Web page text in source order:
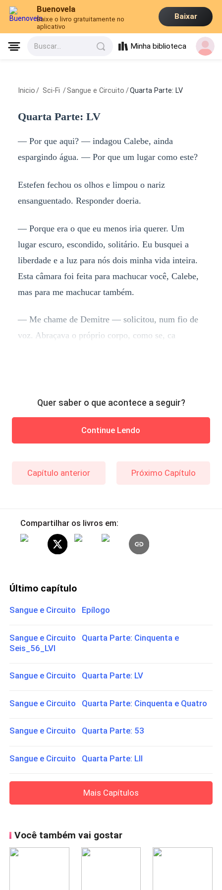
Buenovela
Baixe o livro gratuitamente no
aplicativo
Baixar
Buscar... Minha biblioteca
Inicio / Sci-Fi /Sangue e Circuito /Quarta Parte: LV
Quarta Parte: LV
— Por que aqui? — indagou Calebe, ainda
espargindo água. — Por que um lugar como este?
Estefen fechou os olhos e limpou o nariz
ensanguentado. Responder doeria.
— Porque era o que eu menos iria querer. Um
lugar escuro, escondido, solitário. Eu busquei a
liberdade e a luz para nós dois minha vida inteira.
Esta câmara foi feita para machucar você, Calebe,
mas para me machucar também.
— Me chame de Demitre — solicitou, num fio de
voz. Abraçava o próprio corpo, como se, ca
Quer saber o que acontece a seguir?
Continue Lendo
Capítulo anterior Próximo Capítulo
Compartilhar os livros em:
Último capítulo
Sangue e Circuito Epílogo
Sangue e Circuito Quarta Parte: Cinquenta e
Seis_56_LVI
Sangue e Circuito Quarta Parte: LV
Sangue e Circuito Quarta Parte: Cinquenta e Quatro
Sangue e Circuito Quarta Parte: 53
Sangue e Circuito Quarta Parte: LII
Mais Capítulos
Você também vai gostar